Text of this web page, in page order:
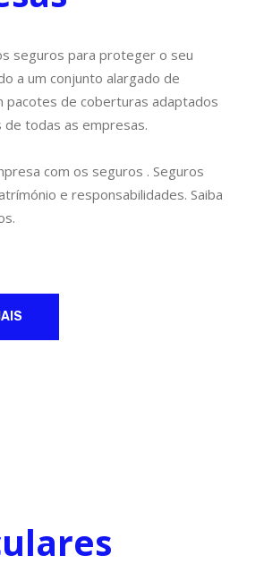
seguros para proteger o seu
a um conjunto alargado de
pacotes de coberturas adaptados
de todas as empresas.
com os seguros . Seguros
e responsabilidades. Saiba